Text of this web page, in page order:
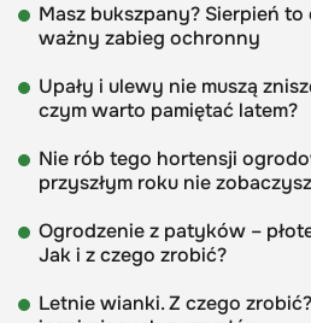
Masz bukszpany? Sierpień
ważny zabieg ochronny
Upały i ulewy nie muszą
czym warto pamiętać latem?
Nie rób tego hortensji
przyszłym roku nie
Ogrodzenie z patyków –
Jak i z czego zrobić?
Letnie wianki. Z czego